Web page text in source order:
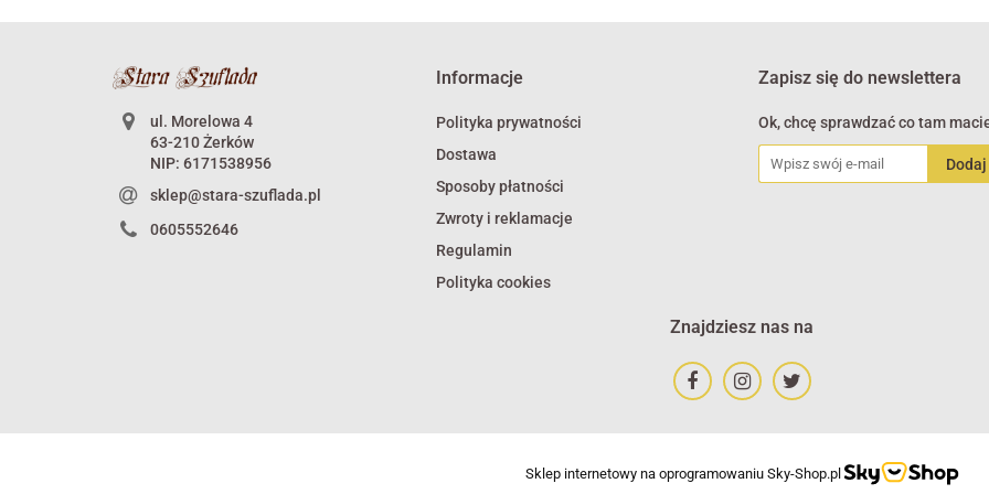
ul. Morelowa 4
63-210 Żerków
NIP: 6171538956
sklep@stara-szuflada.pl
0605552646
Informacje
Polityka prywatności
Dostawa
Sposoby płatności
Zwroty i reklamacje
Regulamin
Polityka cookies
Zapisz się do newslettera
Ok, chcę sprawdzać co tam
Znajdziesz nas na
Sklep internetowy na oprogramowaniu Sky-Shop.pl